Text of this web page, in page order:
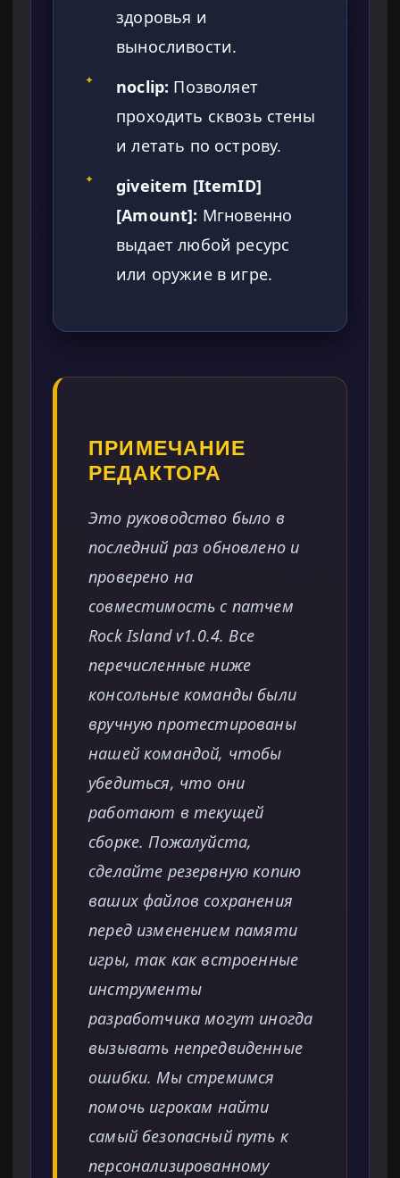
здоровья и
выносливости.
✦ noclip: Позволяет
проходить сквозь стены
и летать по острову.
✦
giveitem [ItemID]
[Amount]: Мгновенно
выдает любой ресурс
или оружие в игре.
ПРИМЕЧАНИЕ
РЕДАКТОРА
Это руководство было в
последний раз обновлено и
проверено на
совместимость с патчем
Rock Island v1.0.4. Все
перечисленные ниже
консольные команды были
вручную протестированы
нашей командой, чтобы
убедиться, что они
работают в текущей
сборке. Пожалуйста,
сделайте резервную копию
ваших файлов сохранения
перед изменением памяти
игры, так как встроенные
инструменты
разработчика могут иногда
вызывать непредвиденные
ошибки. Мы стремимся
помочь игрокам найти
самый безопасный путь к
персонализированному